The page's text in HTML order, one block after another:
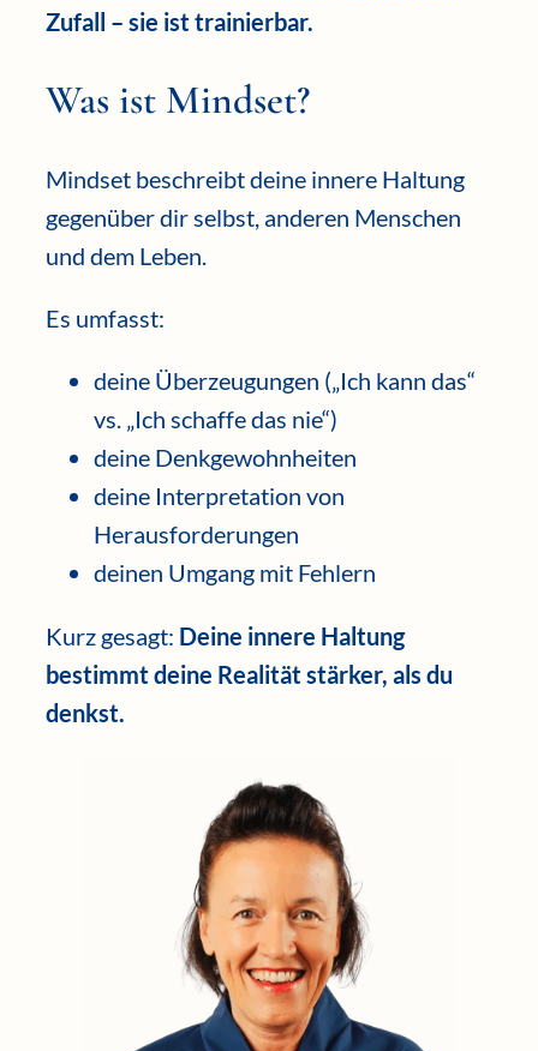
Zufall – sie ist trainierbar.
Was ist Mindset?
Mindset beschreibt deine innere Haltung
gegenüber dir selbst, anderen Menschen
und dem Leben.
Es umfasst:
deine Überzeugungen („Ich kann das“
vs. „Ich schaffe das nie“)
deine Denkgewohnheiten
deine Interpretation von
Herausforderungen
deinen Umgang mit Fehlern
Kurz gesagt: Deine innere Haltung
bestimmt deine Realität stärker, als du
denkst.